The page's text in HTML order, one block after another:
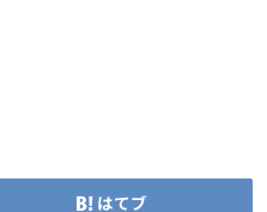
はてブ